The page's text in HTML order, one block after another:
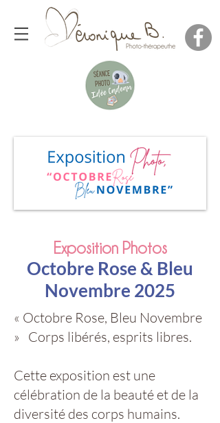
Exposition Photos
Octobre Rose & Bleu
Novembre 2025
« Octobre Rose, Bleu Novembre
» Corps libérés, esprits libres.
Cette exposition est une
célébration de la beauté et de la
diversité des corps humains.